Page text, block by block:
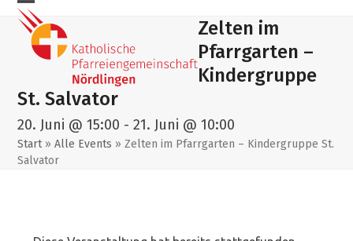
Skip
content
Mobiles
Menu
Mobiles
Menu
schließen
Zelten im
Pfarrgarten –
Kindergruppe
St. Salvator
20. Juni @ 15:00 -21. Juni @ 10:00
Start»Alle Events »Zelten im Pfarrgarten – Kindergruppe St.
Salvator